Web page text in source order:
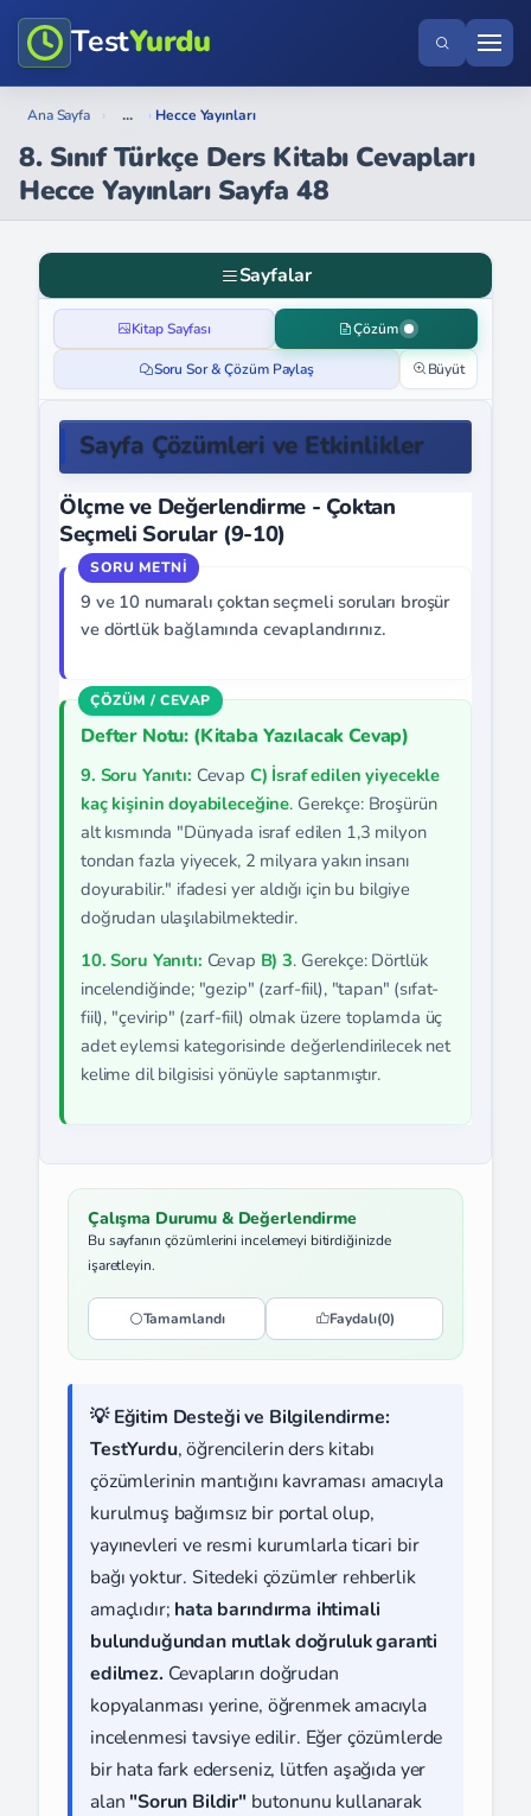
TestYurdu
Ana Sayfa › ... › Hecce Yayınları
8. Sınıf Türkçe Ders Kitabı Cevapları
Hecce Yayınları Sayfa 48
Sayfalar
Kitap Sayfası Çözüm
Soru Sor & Çözüm Paylaş Büyüt
Sayfa Çözümleri ve Etkinlikler
Ölçme ve Değerlendirme - Çoktan
Seçmeli Sorular (9-10)
9 ve 10 numaralı çoktan seçmeli soruları broşür
ve dörtlük bağlamında cevaplandırınız.
Defter Notu: (Kitaba Yazılacak Cevap)
9. Soru Yanıtı: Cevap C) İsraf edilen yiyecekle
kaç kişinin doyabileceğine. Gerekçe: Broşürün
alt kısmında "Dünyada israf edilen 1,3 milyon
tondan fazla yiyecek, 2 milyara yakın insanı
doyurabilir." ifadesi yer aldığı için bu bilgiye
doğrudan ulaşılabilmektedir.
10. Soru Yanıtı: Cevap B) 3. Gerekçe: Dörtlük
incelendiğinde; "gezip" (zarf-fiil), "tapan" (sıfat-
fiil), "çevirip" (zarf-fiil) olmak üzere toplamda üç
adet eylemsi kategorisinde değerlendirilecek net
kelime dil bilgisisi yönüyle saptanmıştır.
Çalışma Durumu & Değerlendirme
Bu sayfanın çözümlerini incelemeyi bitirdiğinizde
işaretleyin.
Tamamlandı Faydalı(0)
💡 Eğitim Desteği ve Bilgilendirme:
TestYurdu, öğrencilerin ders kitabı
çözümlerinin mantığını kavraması amacıyla
kurulmuş bağımsız bir portal olup,
yayınevleri ve resmi kurumlarla ticari bir
bağı yoktur. Sitedeki çözümler rehberlik
amaçlıdır; hata barındırma ihtimali
bulunduğundan mutlak doğruluk garanti
edilmez. Cevapların doğrudan
kopyalanması yerine, öğrenmek amacıyla
incelenmesi tavsiye edilir. Eğer çözümlerde
bir hata fark ederseniz, lütfen aşağıda yer
alan "Sorun Bildir" butonunu kullanarak